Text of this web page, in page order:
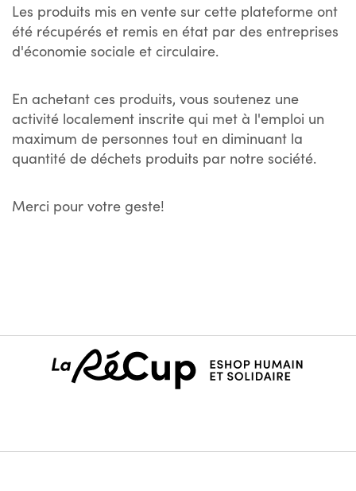
Les produits mis en vente sur cette plateforme ont
été récupérés et remis en état par des entreprises
d'économie sociale et circulaire.
En achetant ces produits, vous soutenez une
activité localement inscrite qui met à l'emploi un
maximum de personnes tout en diminuant la
quantité de déchets produits par notre société.
Merci pour votre geste!